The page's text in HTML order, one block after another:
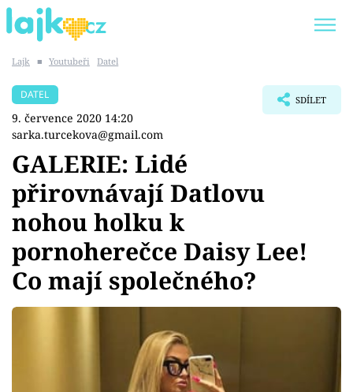
SHOPAHOLICADEL
Témata
Showbyznys
Youtubeři
Lajk ■ Youtubeři Datel
DATEL
9. července 2020 14:20
sarka.turcekova@gmail.com
SDÍLET
GALERIE: Lidé
přirovnávají Datlovu
nohou holku k
pornoherečce Daisy Lee!
Co mají společného?